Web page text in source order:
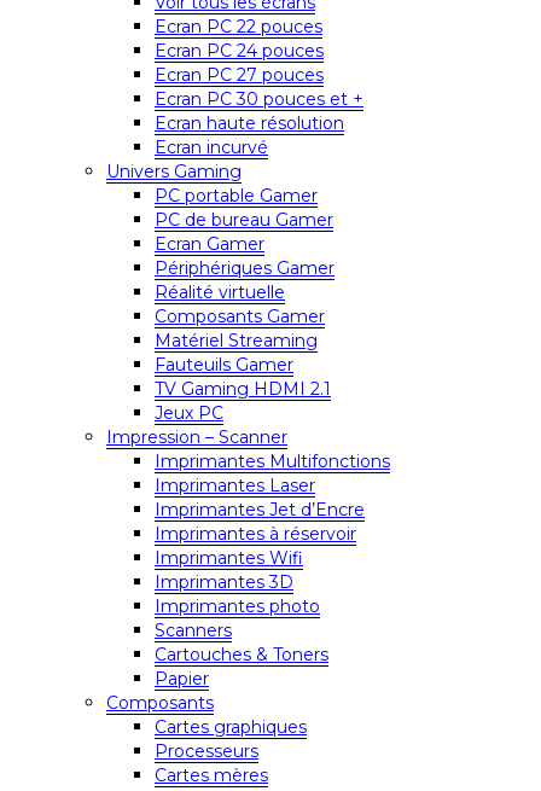
Ecran PC 22 pouces
Ecran PC 24 pouces
Ecran PC 27 pouces
Ecran PC 30 pouces et +
Ecran haute résolution
Ecran incurvé
Univers Gaming
PC portable Gamer
PC de bureau Gamer
Ecran Gamer
Périphériques Gamer
Réalité virtuelle
Composants Gamer
Matériel Streaming
Fauteuils Gamer
TV Gaming HDMI 2.1
Jeux PC
Impression – Scanner
Imprimantes Multifonctions
Imprimantes Laser
Imprimantes Jet d’Encre
Imprimantes à réservoir
Imprimantes Wifi
Imprimantes 3D
Imprimantes photo
Scanners
Cartouches & Toners
Papier
Composants
Cartes graphiques
Processeurs
Cartes mères